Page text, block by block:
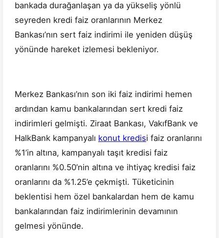
bankada durağanlaşan ya da yükseliş yönlü
seyreden kredi faiz oranlarının Merkez
Bankası’nın sert faiz indirimi ile yeniden düşüş
yönünde hareket izlemesi bekleniyor.
Merkez Bankası’nın son iki faiz indirimi hemen
ardından kamu bankalarından sert kredi faiz
indirimleri gelmişti. Ziraat Bankası, VakıfBank ve
HalkBank kampanyalı konut kredisi faiz oranlarını
%1’in altına, kampanyalı taşıt kredisi faiz
oranlarını %0.50’nin altına ve ihtiyaç kredisi faiz
oranlarını da %1.25’e çekmişti. Tüketicinin
beklentisi hem özel bankalardan hem de kamu
bankalarından faiz indirimlerinin devamının
gelmesi yönünde.